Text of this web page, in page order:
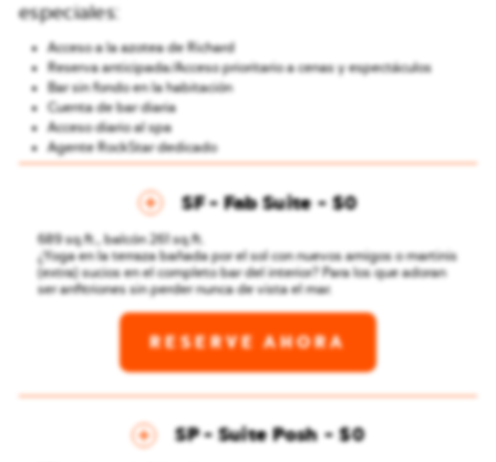
especiales:
Acceso a la azotea de Richard
Reserva anticipada/Acceso prioritario a cenas y espectáculos
Bar sin fondo en la habitación
Cuenta de bar diaria
Acceso diario al spa
Agente RockStar dedicado
SF - Fab Suite
689 sq.ft., balcón 261 sq.ft.
¿Yoga en la terraza bañada por el sol con nuevos amigos o martinis
(extra) sucios en el completo bar del interior? Para los que adoran
ser anfitriones sin perder nunca de vista el mar.
$0
RESERVE AHORA
SP - Suite Posh $0